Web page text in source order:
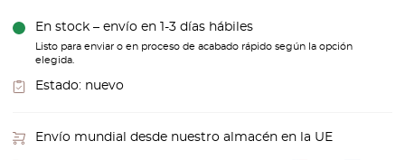
En stock – envío en 1-3 días hábiles
Listo para enviar o en proceso de acabado rápido según la opción
elegida.
Estado: nuevo
Envío mundial desde nuestro almacén en la UE